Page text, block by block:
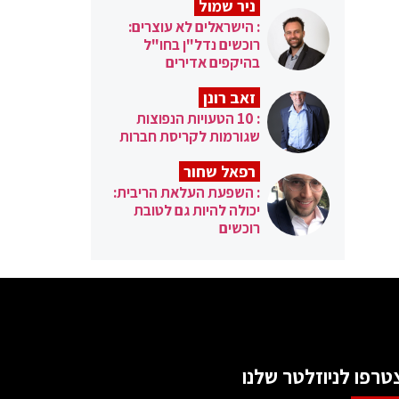
ניר שמול
: הישראלים לא עוצרים:
רוכשים נדל"ן בחו"ל
בהיקפים אדירים
זאב רונן
: 10 הטעויות הנפוצות
שגורמות לקריסת חברות
רפאל שחור
: השפעת העלאת הריבית:
יכולה להיות גם לטובת
רוכשים
לניוזלטר שלנו